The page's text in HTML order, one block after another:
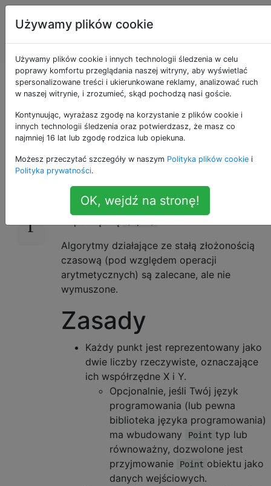
Programowanie
puzzli i Code
Golf
Przecięcie dwóch
trójkątów
19
Biorąc pod uwagę 4 punkty na
płaszczyznach 2D
obszar regionu przecięcia trójkątów
, gdzie O jest środek płaszczyzny, mieć
Algorytmy działające ze stałą złożonością
czasową (pod względem operacji
arytmetycznych) są zalecane, ale nie
wymuszone.
Zasady
Każdy punkt jest reprezentowany jako
dwie liczby rzeczywiste, oznaczające
ich współrzędne X i Y.
Opcjonalnie, jeśli Twój język
programowania (lub pewna
biblioteka języka programowania)
ma wbudowany
Point typ lub
równoważny, dozwolone jest
przyjmowanie
Point obiektu jako
danych wejściowych.
Używamy plików cookie
Używamy plików cookie i innych technologii śledzenia w celu
poprawy komfortu przeglądania naszej witryny, aby wyświetlać
spersonalizowane treści i ukierunkowane reklamy, analizować ruch
w naszej witrynie, i zrozumieć, skąd pochodzą nasi goście.
Kontynuując, wyrażasz zgodę na korzystanie z plików cookie i
innych technologii śledzenia oraz potwierdzasz, że masz co
najmniej 16 lat lub zgodę rodzica lub opiekuna.
Możesz przeczytać szczegóły w naszym Polityka plików cookie i
Polityka prywatności.
OK, wejdź na stronę!